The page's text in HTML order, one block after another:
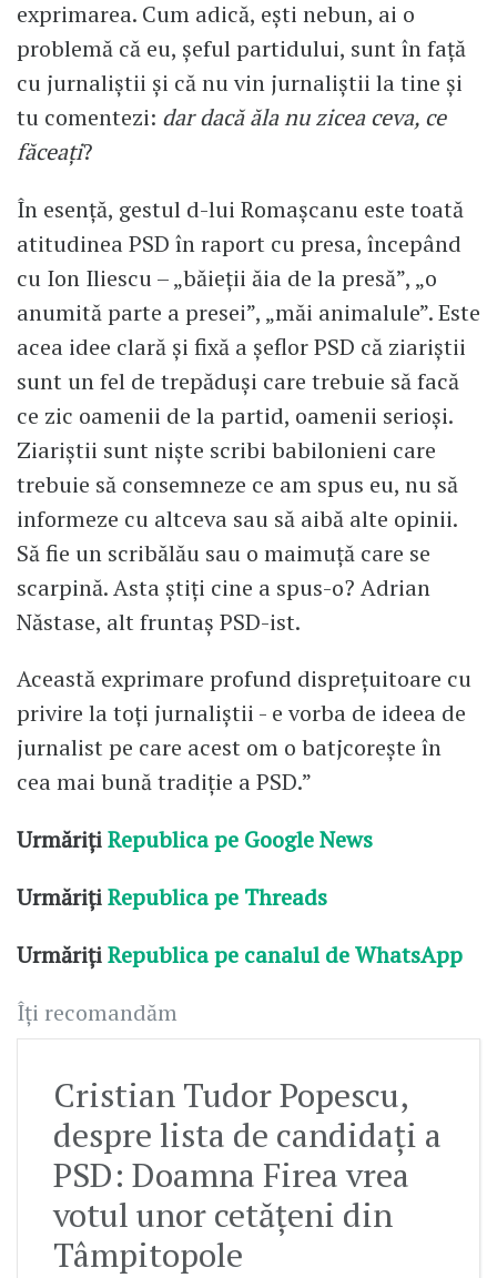
exprimarea. Cum adică, ești nebun, ai o
problemă că eu, șeful partidului, sunt în față
cu jurnaliștii și că nu vin jurnaliștii la tine și
tu comentezi: dar dacă ăla nu zicea ceva, ce
făceați?
În esență, gestul d-lui Romașcanu este toată
atitudinea PSD în raport cu presa, începând
cu Ion Iliescu – „băieții ăia de la presă”, „o
anumită parte a presei”, „măi animalule”. Este
acea idee clară și fixă a șeflor PSD că ziariștii
sunt un fel de trepăduși care trebuie să facă
ce zic oamenii de la partid, oamenii serioși.
Ziariștii sunt niște scribi babilonieni care
trebuie să consemneze ce am spus eu, nu să
informeze cu altceva sau să aibă alte opinii.
Să fie un scribălău sau o maimuță care se
scarpină. Asta știți cine a spus-o? Adrian
Năstase, alt fruntaș PSD-ist.
Această exprimare profund disprețuitoare cu
privire la toți jurnaliștii - e vorba de ideea de
jurnalist pe care acest om o batjcorește în
cea mai bună tradiție a PSD.”
UrmărițiRepublica pe Google News
UrmărițiRepublica pe Threads
UrmărițiRepublica pe canalul de WhatsApp
Îți recomandăm
Cristian Tudor Popescu,
despre lista de candidați a
PSD: Doamna Firea vrea
votul unor cetățeni din
Tâmpitopole